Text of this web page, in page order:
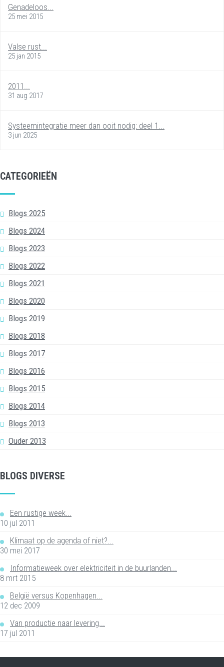
Genadeloos...
25 mei 2015
Valse rust...
25 jan 2015
2011...
31 aug 2017
Systeemintegratie meer dan ooit nodig: deel 1...
3 jun 2025
CATEGORIEËN
Blogs 2025
Blogs 2024
Blogs 2023
Blogs 2022
Blogs 2021
Blogs 2020
Blogs 2019
Blogs 2018
Blogs 2017
Blogs 2016
Blogs 2015
Blogs 2014
Blogs 2013
Ouder 2013
BLOGS DIVERSE
Een rustige week...
10 jul 2011
Klimaat op de agenda of niet?...
30 mei 2017
Informatieweek over elektriciteit in de buurlanden...
8 mrt 2015
België versus Kopenhagen...
12 dec 2009
Van productie naar levering...
17 jul 2011